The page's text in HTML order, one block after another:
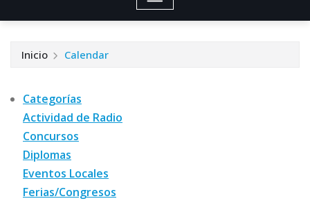
Inicio Calendar
Categorías
Actividad de Radio
Concursos
Diplomas
Eventos Locales
Ferias/Congresos